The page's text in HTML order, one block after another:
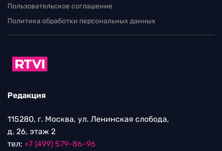
Пользовательское соглашение
Политика обработки персональных данных
Редакция
115280, г. Москва, ул. Ленинская слобода,
д. 26, этаж 2
тел: +7 (499) 579-86-96